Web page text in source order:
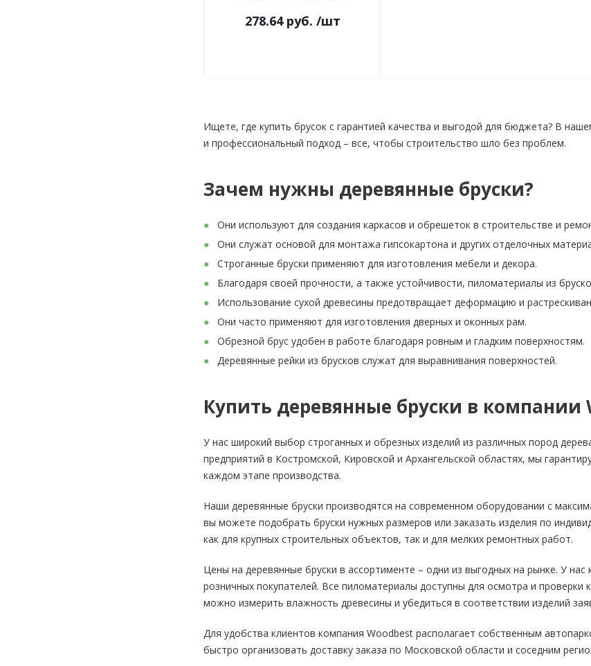
278.64руб. /шт
Ищете, где купить брусок с гарантией качества и выгодой для бюджета? В
и профессиональный подход – все, чтобы строительство шло без проблем.
Зачем нужны деревянные бруски?
Они используют для создания каркасов и обрешеток в строительстве и
Они служат основой для монтажа гипсокартона и других отделочных
Строганные бруски применяют для изготовления мебели и декора.
Благодаря своей прочности, а также устойчивости, пиломатериалы из
Использование сухой древесины предотвращает деформацию и
Они часто применяют для изготовления дверных и оконных рам.
Обрезной брус удобен в работе благодаря ровным и гладким поверхностям.
Деревянные рейки из брусков служат для выравнивания поверхностей.
Купить деревянные бруски в компании
У нас широкий выбор строганных и обрезных изделий из различных пород
предприятий в Костромской, Кировской и Архангельской областях, мы
каждом этапе производства.
Наши деревянные бруски производятся на современном оборудовании с
вы можете подобрать бруски нужных размеров или заказать изделия по
как для крупных строительных объектов, так и для мелких ремонтных работ.
Цены на деревянные бруски в ассортименте – одни из выгодных на рынке. У
розничных покупателей. Все пиломатериалы доступны для осмотра и
можно измерить влажность древесины и убедиться в соответствии изделий
Для удобства клиентов компания Woodbest располагает собственным
быстро организовать доставку заказа по Московской области и соседним